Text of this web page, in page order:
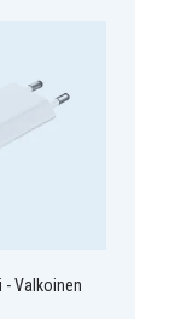
- Valkoinen